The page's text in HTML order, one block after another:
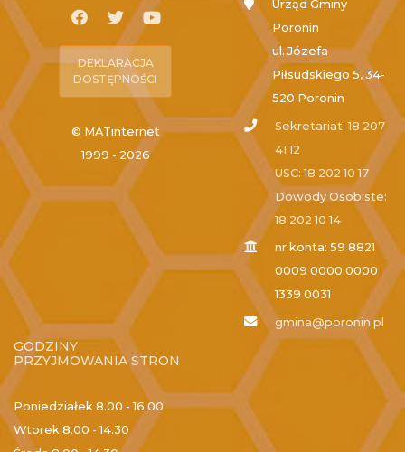
DEKLARACJA
DOSTĘPNOŚCI
© MATinternet
1999 - 2026
Urząd Gminy
Poronin
ul. Józefa
Piłsudskiego 5, 34-
520 Poronin
Sekretariat: 18 207
41 12
USC: 18 202 10 17
Dowody Osobiste:
18 202 10 14
nr konta: 59 8821
0009 0000 0000
1339 0031
gmina@poronin.pl
GODZINY
PRZYJMOWANIA STRON
Poniedziałek 8.00 - 16.00
Wtorek 8.00 - 14.30